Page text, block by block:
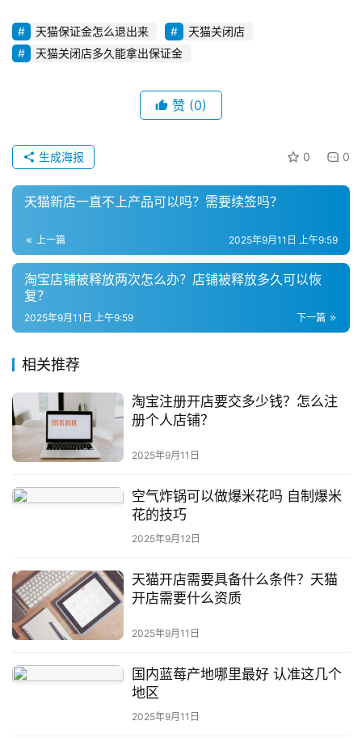
电
直
带
引
流
推
广
私
群
问
答
社
天猫保证金怎么退出来
天猫关闭店
天猫关闭店多久能拿出保证金
赞 (0)
0 0
生成海报
天猫新店一直不上产品可以吗？需要续签吗？
上一篇 2025年9月11日 上午9:59
淘宝店铺被释放两次怎么办？店铺被释放多久可以恢
复？
下一篇
2025年9月11日 上午9:59
相关推荐
淘宝注册开店要交多少钱？怎么注
册个人店铺？
2025年9月11日
空气炸锅可以做爆米花吗 自制爆米
花的技巧
2025年9月12日
天猫开店需要具备什么条件？天猫
开店需要什么资质
2025年9月11日
国内蓝莓产地哪里最好 认准这几个
地区
2025年9月11日